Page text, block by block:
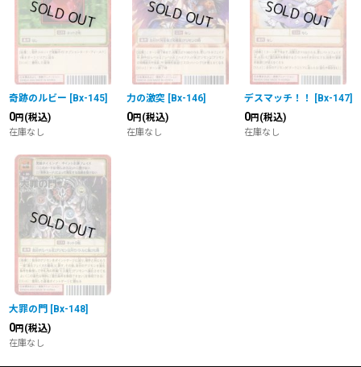
奇跡のルビー [Bx-145]
0円 (税込)
在庫なし
力の激突 [Bx-146]
0円 (税込)
在庫なし
デスマッチ！！ [Bx-147]
0円 (税込)
在庫なし
大罪の門 [Bx-148]
0円 (税込)
在庫なし